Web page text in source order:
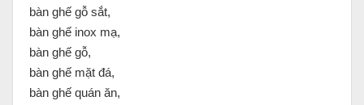
bàn ghế gỗ sắt,
bàn ghế inox mạ,
bàn ghế gỗ,
bàn ghế mặt đá,
bàn ghế quán ăn,